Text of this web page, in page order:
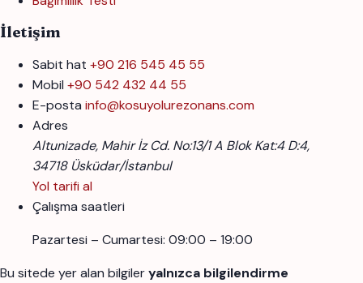
İletişim
Sabit hat +90 216 545 45 55
Mobil +90 542 432 44 55
E-posta info@kosuyolurezonans.com
Adres
Altunizade, Mahir İz Cd. No:13/1 A Blok Kat:4 D:4,
34718 Üsküdar/İstanbul
Yol tarifi al
Çalışma saatleri
Pazartesi – Cumartesi: 09:00 – 19:00
Bu sitede yer alan bilgileryalnızca bilgilendirme